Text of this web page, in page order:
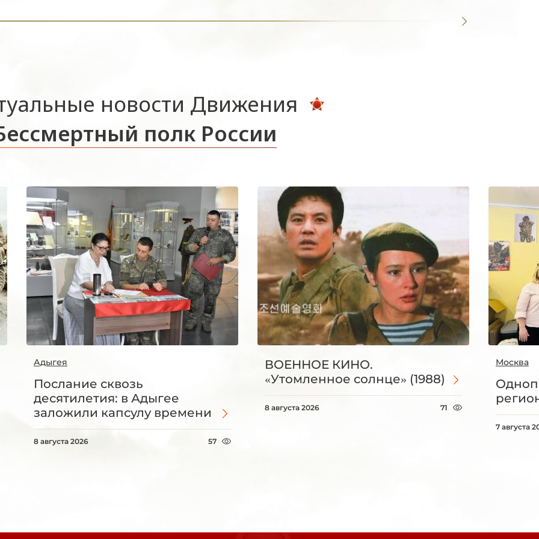
новости Движения
полк России
Адыгея
Послание сквозь
десятилетия: в Адыгее
заложили капсулу времени
8 августа 2026 57
ВОЕННОЕ КИНО.
«Утомленное солнце» (1988)
8 августа 2026 71
Москва
7 августа